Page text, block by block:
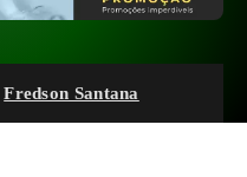
Fredson Santana